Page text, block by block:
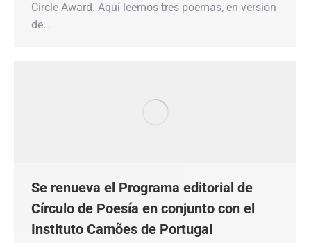
Circle Award. Aquí leemos tres poemas, en versión
de…
Se renueva el Programa editorial de
Círculo de Poesía en conjunto con el
Instituto Camões de Portugal